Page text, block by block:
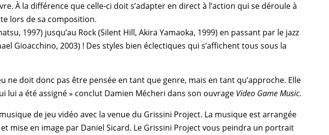
À la différence que celle-ci doit s’adapter en direct à l’action qui se déroule à
lors de sa composition.
1997) jusqu’au Rock (Silent Hill, Akira Yamaoka, 1999) en passant par le jazz
Gioacchino, 2003) ! Des styles bien éclectiques qui s’affichent tous sous la
doit donc pas être pensée en tant que genre, mais en tant qu’approche. Elle
lui a été assigné » conclut Damien Mécheri dans son ouvrage Video Game Music.
de jeu vidéo avec la venue du Grissini Project. La musique est arrangée
mise en image par Daniel Sicard. Le Grissini Project vous peindra un portrait